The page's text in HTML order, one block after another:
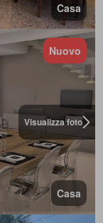
Casa
Visualizza foto
Nuovo
Casa